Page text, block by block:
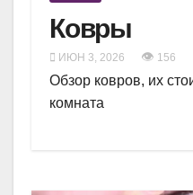
Ковры
ИЮН 3, 2026 👁 156
Обзор ковров, их
комната